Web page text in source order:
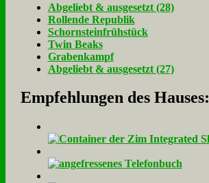
Ab­ge­liebt & aus­ge­setzt (28)
Rol­len­de Re­pu­blik
Schorn­stein­früh­stück
Twin Beaks
Gra­ben­kampf
Ab­ge­liebt & aus­ge­setzt (27)
Empfehlungen des Hauses: